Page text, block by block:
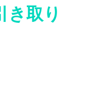
き取り